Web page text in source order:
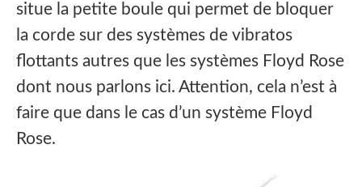
situe la petite boule qui permet de bloquer
la corde sur des systèmes de vibratos
flottants autres que les systèmes Floyd Rose
dont nous parlons ici. Attention, cela n’est à
faire que dans le cas d’un système Floyd
Rose.